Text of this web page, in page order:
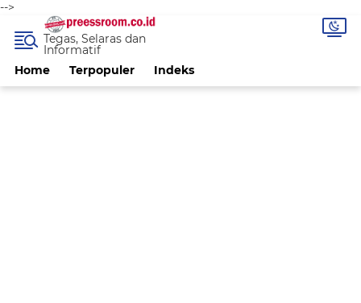
-->
Home Terpopuler Indeks
Tegas, Selaras dan
Informatif